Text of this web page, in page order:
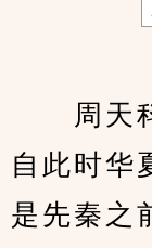
周天科
自此时华
是先秦之